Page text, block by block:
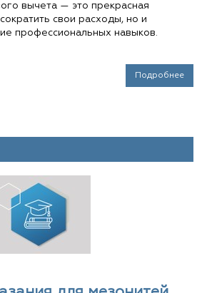
вычета — это прекрасная
свои расходы, но и
профессиональных навыков.
Подробнее